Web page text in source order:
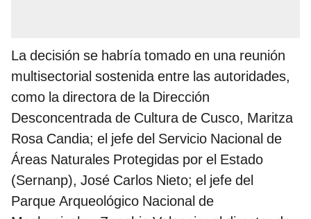
La decisión se habría tomado en una reunión
multisectorial sostenida entre las autoridades,
como la directora de la Dirección
Desconcentrada de Cultura de Cusco, Maritza
Rosa Candia; el jefe del Servicio Nacional de
Áreas Naturales Protegidas por el Estado
(Sernanp), José Carlos Nieto; el jefe del
Parque Arqueológico Nacional de